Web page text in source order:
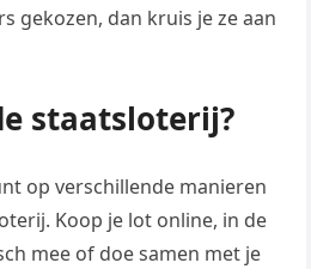
gekozen, dan kruis je ze aan
staatsloterij?
op verschillende manieren
Koop je lot online, in de
mee of doe samen met je